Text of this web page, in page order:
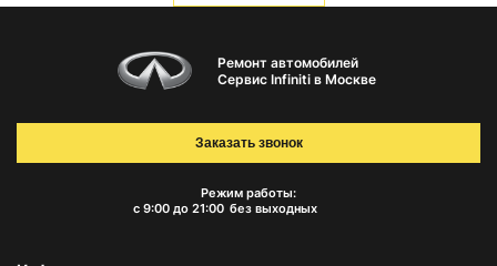
Ремонт автомобилей
Сервис Infiniti в Москве
Режим работы:
с 9:00 до 21:00 без выходных
Заказать звонок